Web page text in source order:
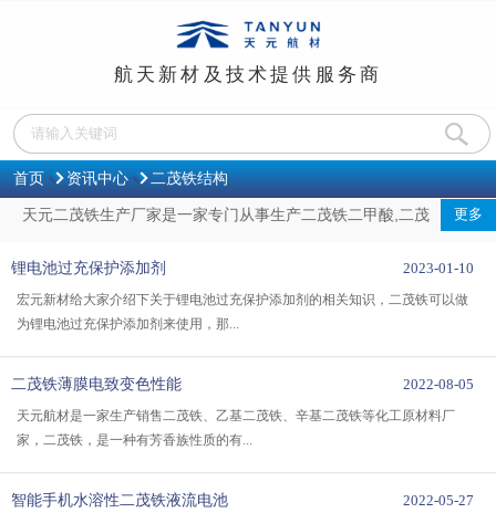
航天新材及技术提供服务商
首页 资讯中心 二茂铁结构
更多
天元二茂铁生产厂家是一家专门从事生产二茂铁二甲酸,二茂
铁价格实惠，厂家直供，注册年份50年、员工人数1000多号人、
信用记录有保障！
外文名
化学式
C10H10Fe
闪点
100C
锂电池过充保护添加剂 2023-01-10
宏元新材给大家介绍下关于锂电池过充保护添加剂的相关知识，二茂铁可以做
为锂电池过充保护添加剂来使用，那...
二茂铁薄膜电致变色性能 2022-08-05
天元航材是一家生产销售二茂铁、乙基二茂铁、辛基二茂铁等化工原材料厂
家，二茂铁，是一种有芳香族性质的有...
智能手机水溶性二茂铁液流电池 2022-05-27